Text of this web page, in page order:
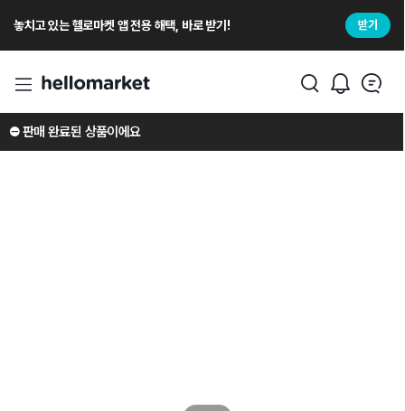
놓치고 있는 헬로마켓 앱 전용 해택, 바로 받기! 받기
⛔️ 판매 완료된 상품이에요